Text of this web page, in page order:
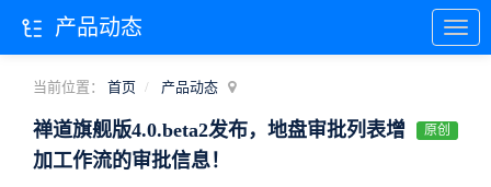
当前位置： 首页 产品动态
禅道旗舰版4.0.beta2发布，地盘审批列表增
加工作流的审批信息！
原创
产品动态